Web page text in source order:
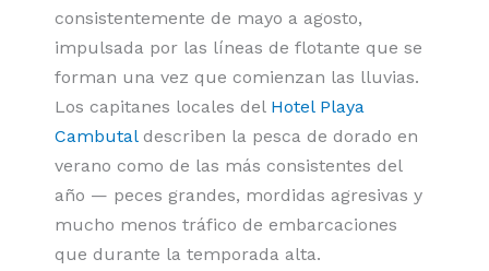
consistentemente de mayo a agosto,
impulsada por las líneas de flotante que se
forman una vez que comienzan las lluvias.
Los capitanes locales del Hotel Playa
Cambutaldescriben la pesca de dorado en
verano como de las más consistentes del
año — peces grandes, mordidas agresivas y
mucho menos tráfico de embarcaciones
que durante la temporada alta.